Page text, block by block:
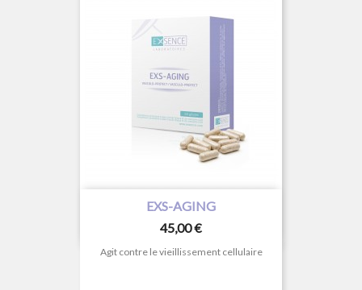
EXS-AGING
Prix
45,00 €
Agit contre le vieillissement cellulaire